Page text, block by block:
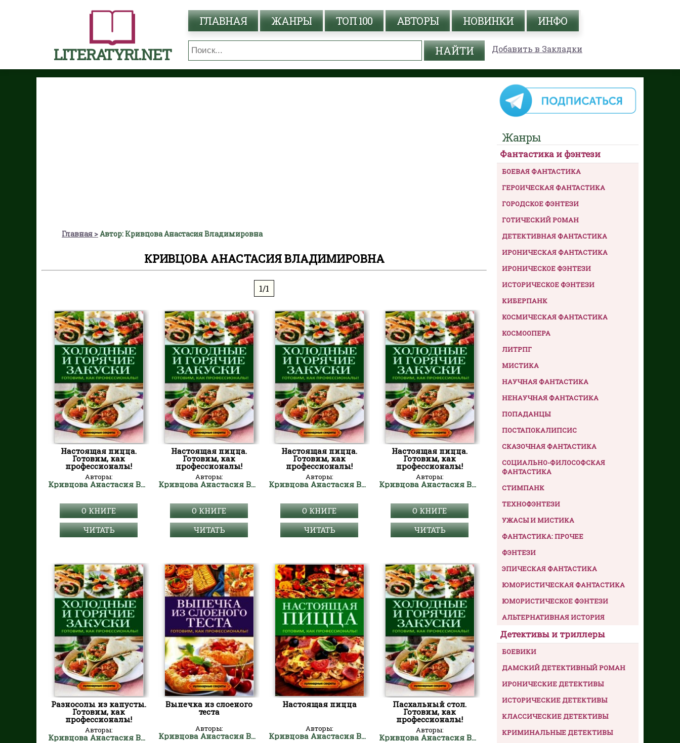
LITERATYRI.NET
ГЛАВНАЯ ЖАНРЫ ТОП 100 АВТОРЫ НОВИНКИ ИНФО
Добавить в Закладки
Главная Автор: Кривцова Анастасия Владимировна
КРИВЦОВА АНАСТАСИЯ ВЛАДИМИРОВНА
1/1
Настоящая пицца.
Готовим, как
профессионалы!
Авторы:
Кривцова Анастасия Владимировна
О КНИГЕ
ЧИТАТЬ
Настоящая пицца.
Готовим, как
профессионалы!
Авторы:
Кривцова Анастасия Владимировна
О КНИГЕ
ЧИТАТЬ
Настоящая пицца.
Готовим, как
профессионалы!
Авторы:
Кривцова Анастасия Владимировна
О КНИГЕ
ЧИТАТЬ
Настоящая пицца.
Готовим, как
профессионалы!
Авторы:
Кривцова Анастасия Владимировна
О КНИГЕ
ЧИТАТЬ
Разносолы из капусты.
Готовим, как
профессионалы!
Авторы:
Кривцова Анастасия Владимировна
Выпечка из слоеного
теста
Авторы:
Кривцова Анастасия Владимировна
Настоящая пицца
Авторы:
Кривцова Анастасия Владимировна
Пасхальный стол.
Готовим, как
профессионалы!
Авторы:
Кривцова Анастасия Владимировна
Жанры
Фантастика и фэнтези
БОЕВАЯ ФАНТАСТИКА
ГЕРОИЧЕСКАЯ ФАНТАСТИКА
ГОРОДСКОЕ ФЭНТЕЗИ
ГОТИЧЕСКИЙ РОМАН
ДЕТЕКТИВНАЯ ФАНТАСТИКА
ИРОНИЧЕСКАЯ ФАНТАСТИКА
ИРОНИЧЕСКОЕ ФЭНТЕЗИ
ИСТОРИЧЕСКОЕ ФЭНТЕЗИ
КИБЕРПАНК
КОСМИЧЕСКАЯ ФАНТАСТИКА
КОСМООПЕРА
ЛИТРПГ
МИСТИКА
НАУЧНАЯ ФАНТАСТИКА
НЕНАУЧНАЯ ФАНТАСТИКА
ПОПАДАНЦЫ
ПОСТАПОКАЛИПСИС
СКАЗОЧНАЯ ФАНТАСТИКА
СОЦИАЛЬНО-ФИЛОСОФСКАЯ
ФАНТАСТИКА
СТИМПАНК
ТЕХНОФЭНТЕЗИ
УЖАСЫ И МИСТИКА
ФАНТАСТИКА: ПРОЧЕЕ
ФЭНТЕЗИ
ЭПИЧЕСКАЯ ФАНТАСТИКА
ЮМОРИСТИЧЕСКАЯ ФАНТАСТИКА
ЮМОРИСТИЧЕСКОЕ ФЭНТЕЗИ
АЛЬТЕРНАТИВНАЯ ИСТОРИЯ
Детективы и триллеры
БОЕВИКИ
ДАМСКИЙ ДЕТЕКТИВНЫЙ РОМАН
ИРОНИЧЕСКИЕ ДЕТЕКТИВЫ
ИСТОРИЧЕСКИЕ ДЕТЕКТИВЫ
КЛАССИЧЕСКИЕ ДЕТЕКТИВЫ
КРИМИНАЛЬНЫЕ ДЕТЕКТИВЫ